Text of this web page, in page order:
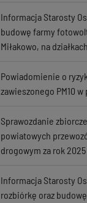
Informacja Starosty
budowę farmy
Miłakowo, na
Powiadomienie o
zawieszonego PM10
Sprawozdanie
powiatowych
drogowym za rok 2025
Informacja Starosty
rozbiórkę oraz